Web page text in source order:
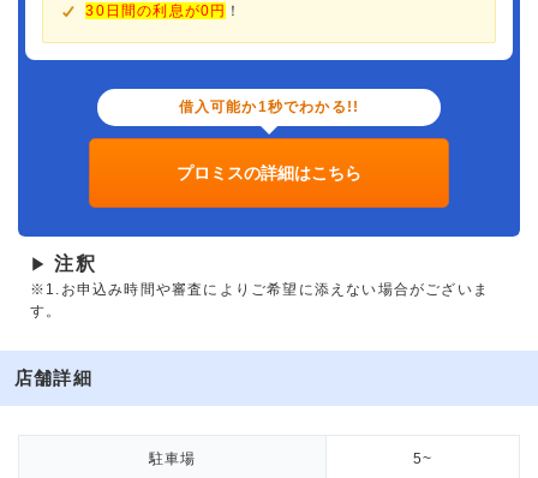
30日間の利息が0円 ！
借入可能か1秒でわかる!!
プロミスの詳細はこちら
▶ 注釈
※1.お申込み時間や審査によりご希望に添えない場合がございま
す。
店舗詳細
駐車場 5~